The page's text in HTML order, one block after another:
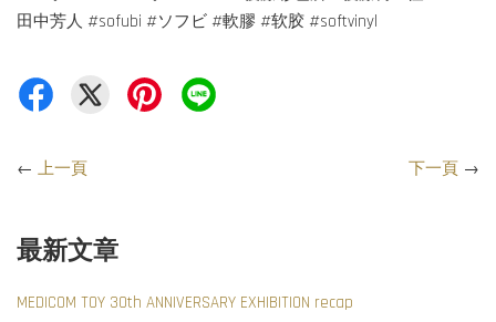
田中芳人 #sofubi #ソフビ #軟膠 #软胶 #softvinyl
← 上一頁 下一頁 →
最新文章
MEDICOM TOY 30th ANNIVERSARY EXHIBITION recap